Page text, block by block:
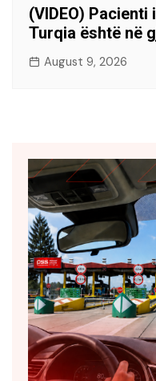
(VIDEO)
Turqia është në
August 9, 2026